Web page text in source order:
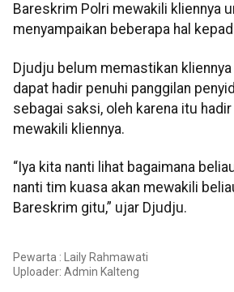
Bareskrim Polri mewakili kliennya
menyampaikan beberapa hal
Djudju belum memastikan kliennya
dapat hadir penuhi panggilan
sebagai saksi, oleh karena itu
mewakili kliennya.
“Iya kita nanti lihat bagaimana
nanti tim kuasa akan mewakili
Bareskrim gitu,” ujar Djudju.
Pewarta : Laily Rahmawati
Uploader: Admin Kalteng